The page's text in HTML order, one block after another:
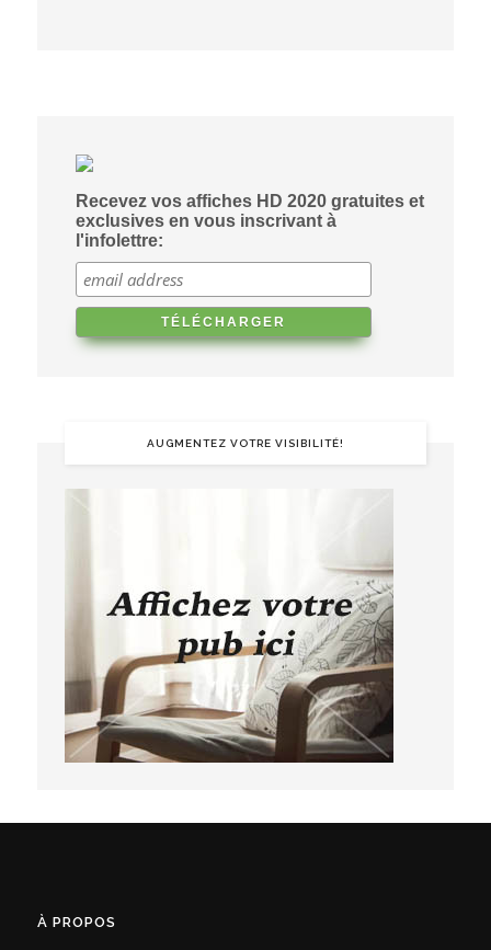
Recevez vos affiches HD 2020 gratuites et
exclusives en vous inscrivant à
l'infolettre:
AUGMENTEZ VOTRE VISIBILITÉ!
À PROPOS